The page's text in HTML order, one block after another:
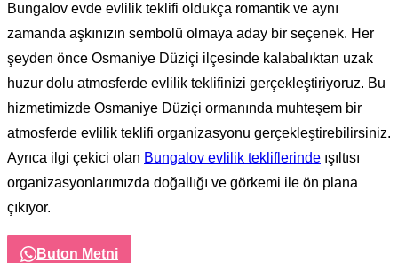
Bungalov evde evlilik teklifi oldukça romantik ve aynı
zamanda aşkınızın sembolü olmaya aday bir seçenek. Her
şeyden önce Osmaniye Düziçi ilçesinde kalabalıktan uzak
huzur dolu atmosferde evlilik teklifinizi gerçekleştiriyoruz. Bu
hizmetimizde Osmaniye Düziçi ormanında muhteşem bir
atmosferde evlilik teklifi organizasyonu gerçekleştirebilirsiniz.
Ayrıca ilgi çekici olan Bungalov evlilik tekliflerinde ışıltısı
organizasyonlarımızda doğallığı ve görkemi ile ön plana
çıkıyor.
Buton Metni